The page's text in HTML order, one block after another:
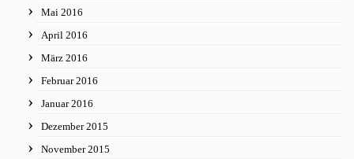
Mai 2016
April 2016
März 2016
Februar 2016
Januar 2016
Dezember 2015
November 2015